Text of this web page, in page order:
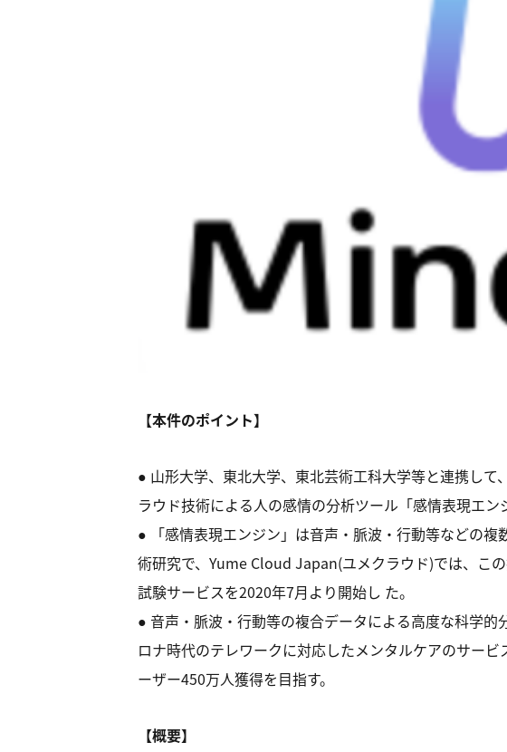
【本件のポイント】
● 山形大学、東北大学、東北芸術工科大学等と連携し
ラウド技術による人の感情の分析ツール「感情表現エン
● 「感情表現エンジン」は音声・脈波・行動等などの
術研究で、Yume Cloud Japan(ユメクラウド)では、こ
試験サービスを2020年7月より開始し た。
● 音声・脈波・行動等の複合データによる高度な科学
ロナ時代のテレワークに対応したメンタルケアのサー
ーザー450万人獲得を目指す。
【概要】